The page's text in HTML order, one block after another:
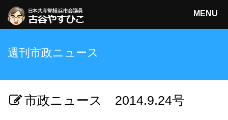
MENU
古谷やすひこ
週刊市政ニュース
市政ニュース 2014.9.24号